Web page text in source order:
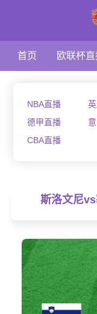
首页 欧联杯
NBA直播
德甲直播
CBA直播
斯洛文尼